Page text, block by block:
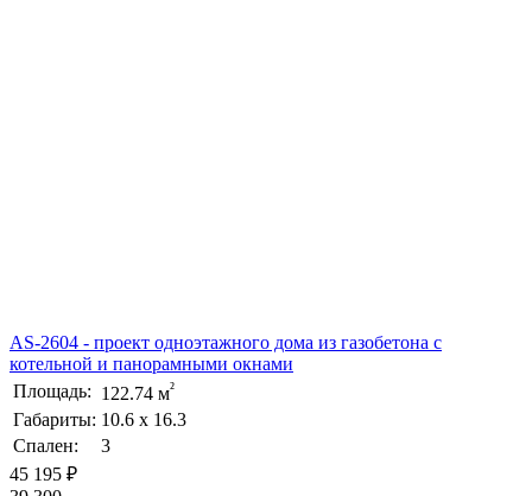
AS-2604 - проект одноэтажного дома из газобетона с
котельной и панорамными окнами
Площадь: 122.74 м²
Габариты: 10.6 х 16.3
Спален:
3
45 195 ₽